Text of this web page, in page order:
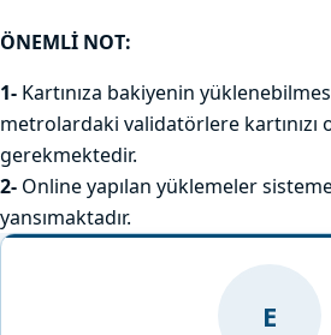
ÖNEMLİ NOT:
1- Kartınıza bakiyenin
metrolardaki validatörlere kartınızı
gerekmektedir.
2- Online yapılan yüklemeler
yansımaktadır.
E